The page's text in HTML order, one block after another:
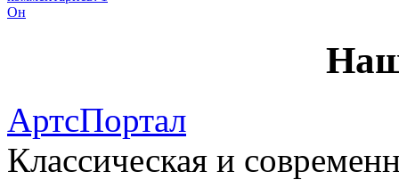
Он
АртсПортал
Классическая и